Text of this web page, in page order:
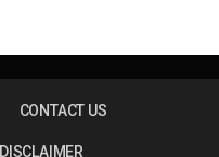
CONTACT US
DISCLAIMER